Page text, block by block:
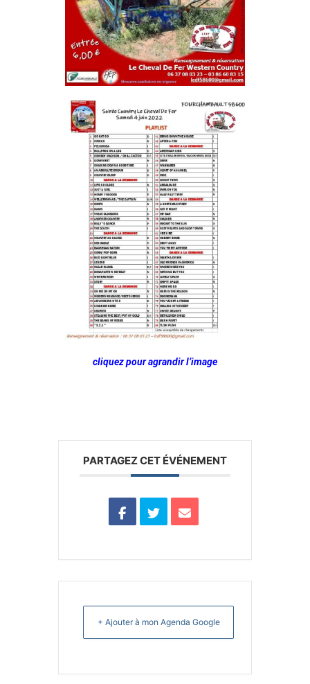
cliquez pour agrandir l’image
PARTAGEZ CET ÉVÉNEMENT
+ Ajouter à mon Agenda Google